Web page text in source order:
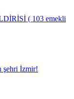
( 103 emekli
şehri İzmir!